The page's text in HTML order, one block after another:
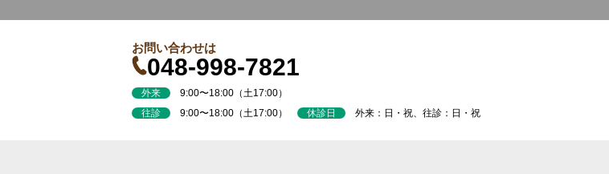
お問い合わせは
048-998-7821
外来9:00〜18:00（土17:00）
往診9:00〜18:00（土17:00） 休診日外来：日・祝、往診：日・祝